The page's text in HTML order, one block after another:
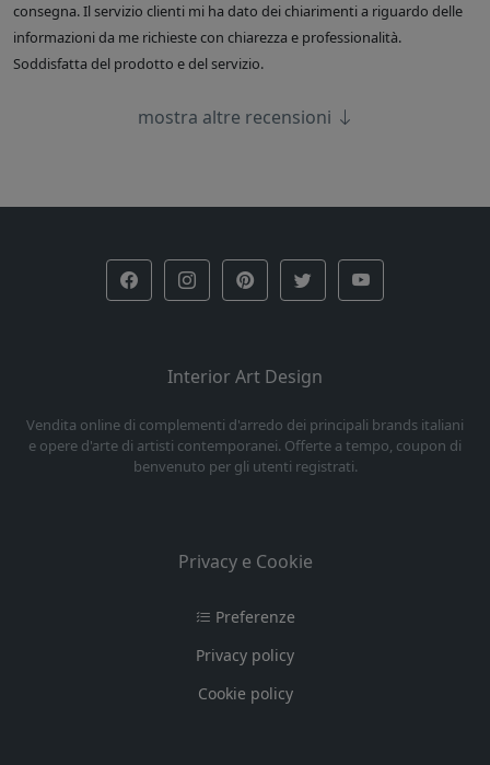
consegna. Il servizio clienti mi ha dato dei chiarimenti a riguardo delle
informazioni da me richieste con chiarezza e professionalità.
Soddisfatta del prodotto e del servizio.
mostra altre recensioni
Interior Art Design
Vendita online di complementi d'arredo dei principali brands italiani
e opere d'arte di artisti contemporanei. Offerte a tempo, coupon di
benvenuto per gli utenti registrati.
Privacy e Cookie
Preferenze
Privacy policy
Cookie policy